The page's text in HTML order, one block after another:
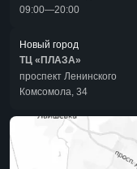
09:00—20:00
Новый город
ТЦ «ПЛАЗА»
проспект Ленинского
Комсомола, 34